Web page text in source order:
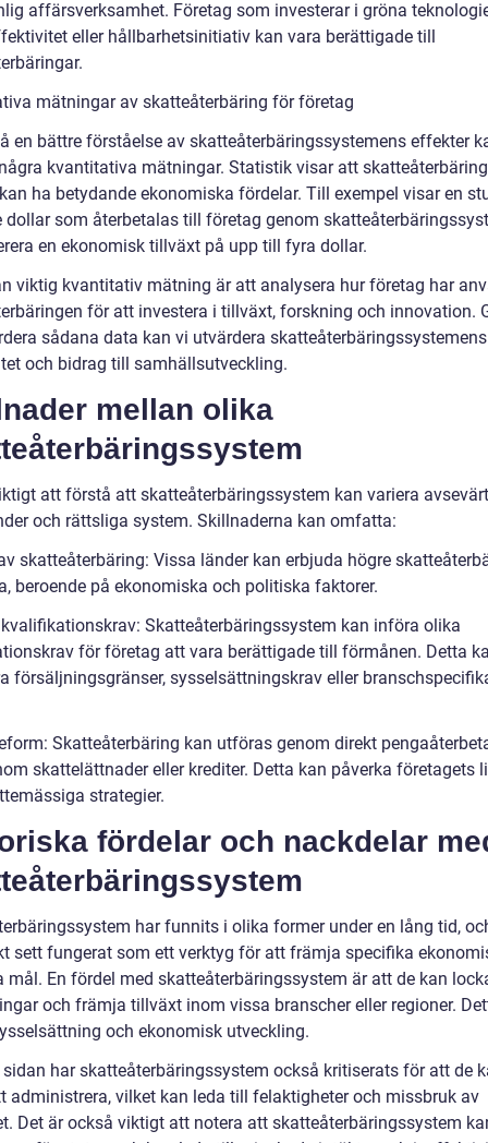
affärsverksamhet. Företag som investerar i gröna
eller hållbarhetsinitiativ kan vara berättigade till
mätningar av skatteåterbäring för företag
en bättre förståelse av skatteåterbäringssystemens effekter
kvantitativa mätningar. Statistik visar att
ha betydande ekonomiska fördelar. Till exempel visar en
dollar som återbetalas till företag genom
en ekonomisk tillväxt på upp till fyra dollar.
viktig kvantitativ mätning är att analysera hur företag har
för att investera i tillväxt, forskning och innovation.
sådana data kan vi utvärdera skatteåterbäringssystemens
och bidrag till samhällsutveckling.
mellan olika
att förstå att skatteåterbäringssystem kan variera
och rättsliga system. Skillnaderna kan omfatta:
skatteåterbäring: Vissa länder kan erbjuda högre
beroende på ekonomiska och politiska faktorer.
Skatteåterbäringssystem kan införa olika
för företag att vara berättigade till förmånen. Detta
försäljningsgränser, sysselsättningskrav eller
Skatteåterbäring kan utföras genom direkt
skattelättnader eller krediter. Detta kan påverka företagets
strategier.
fördelar och nackdelar
har funnits i olika former under en lång tid,
sett fungerat som ett verktyg för att främja specifika
mål. En fördel med skatteåterbäringssystem är att de kan
och främja tillväxt inom vissa branscher eller regioner.
och ekonomisk utveckling.
har skatteåterbäringssystem också kritiserats för att de
administrera, vilket kan leda till felaktigheter och missbruk av
Det är också viktigt att notera att skatteåterbäringssystem